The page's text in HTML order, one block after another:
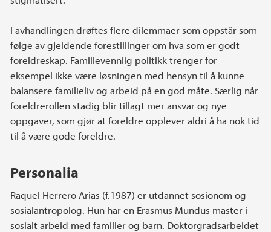
I avhandlingen drøftes flere dilemmaer som oppstår som
følge av gjeldende forestillinger om hva som er godt
foreldreskap. Familievennlig politikk trenger for
eksempel ikke være løsningen med hensyn til å kunne
balansere familieliv og arbeid på en god måte. Særlig når
foreldrerollen stadig blir tillagt mer ansvar og nye
oppgaver, som gjør at foreldre opplever aldri å ha nok tid
til å være gode foreldre.
Personalia
Raquel Herrero Arias (f.1987) er utdannet sosionom og
sosialantropolog. Hun har en Erasmus Mundus master i
sosialt arbeid med familier og barn. Doktorgradsarbeidet